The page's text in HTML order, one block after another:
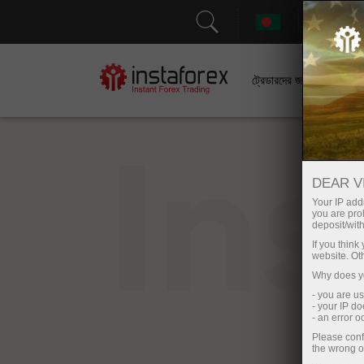
ট্রেডারদের জন্য
DEAR
Your IP
you are
deposit/
If you
website.
Why does
- you are
- your IP
- an error
Please
the wrong